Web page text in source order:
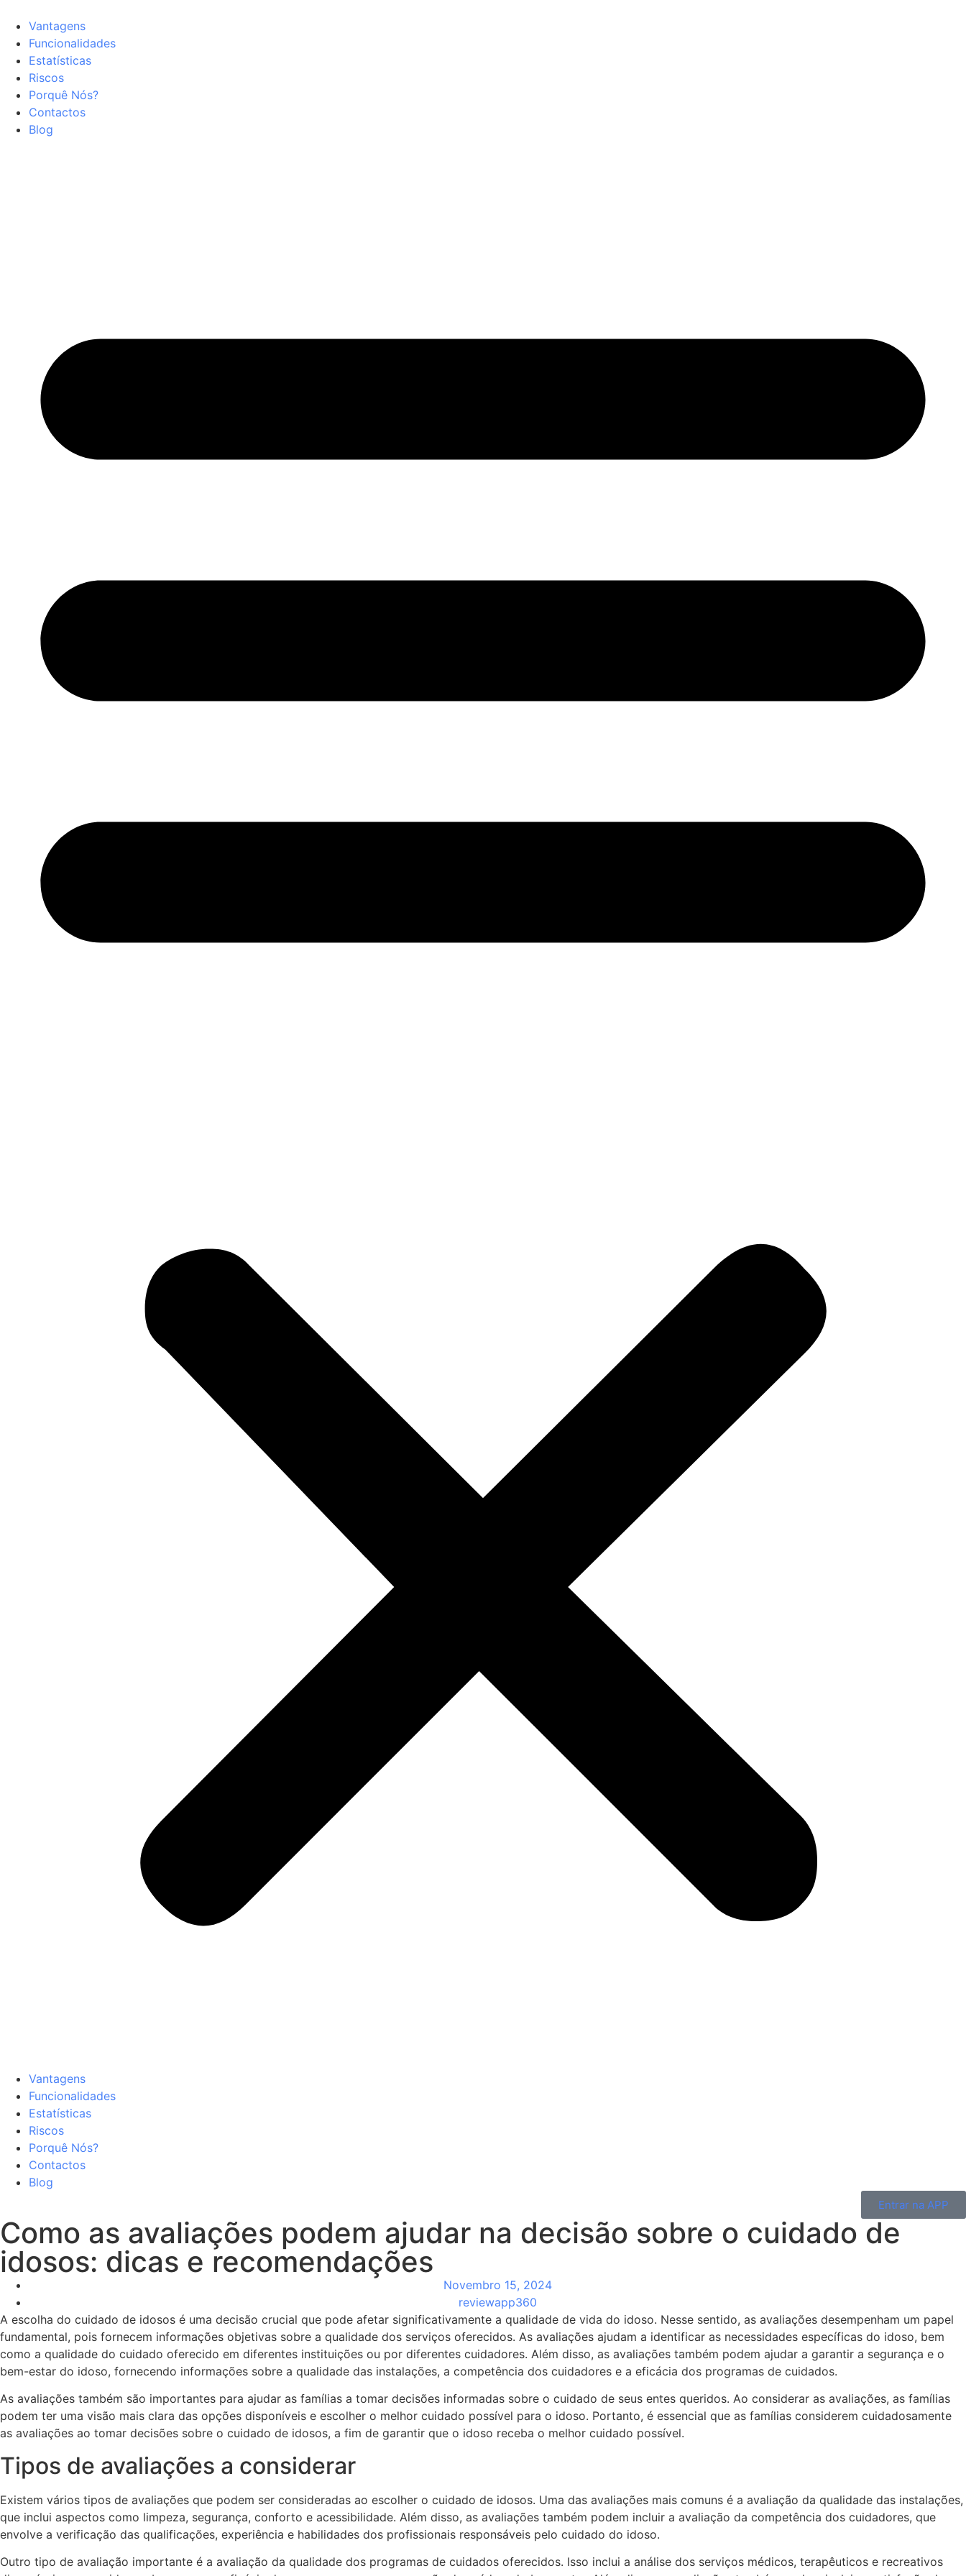
Vantagens
Funcionalidades
Estatísticas
Riscos
Porquê Nós?
Contactos
Blog
Vantagens
Funcionalidades
Estatísticas
Riscos
Porquê Nós?
Contactos
Blog
Entrar na APP
Como as avaliações podem ajudar na decisão sobre o cuidado de
idosos: dicas e recomendações
Novembro 15, 2024
reviewapp360
A escolha do cuidado de idosos é uma decisão crucial que pode afetar significativamente a qualidade de vida do idoso. Nesse sentido, as avaliações desempenham um papel
fundamental, pois fornecem informações objetivas sobre a qualidade dos serviços oferecidos. As avaliações ajudam a identificar as necessidades específicas do idoso, bem
como a qualidade do cuidado oferecido em diferentes instituições ou por diferentes cuidadores. Além disso, as avaliações também podem ajudar a garantir a segurança e o
bem-estar do idoso, fornecendo informações sobre a qualidade das instalações, a competência dos cuidadores e a eficácia dos programas de cuidados.
As avaliações também são importantes para ajudar as famílias a tomar decisões informadas sobre o cuidado de seus entes queridos. Ao considerar as avaliações, as famílias
podem ter uma visão mais clara das opções disponíveis e escolher o melhor cuidado possível para o idoso. Portanto, é essencial que as famílias considerem cuidadosamente
as avaliações ao tomar decisões sobre o cuidado de idosos, a fim de garantir que o idoso receba o melhor cuidado possível.
Tipos de avaliações a considerar
Existem vários tipos de avaliações que podem ser consideradas ao escolher o cuidado de idosos. Uma das avaliações mais comuns é a avaliação da qualidade das instalações,
que inclui aspectos como limpeza, segurança, conforto e acessibilidade. Além disso, as avaliações também podem incluir a avaliação da competência dos cuidadores, que
envolve a verificação das qualificações, experiência e habilidades dos profissionais responsáveis pelo cuidado do idoso.
Outro tipo de avaliação importante é a avaliação da qualidade dos programas de cuidados oferecidos. Isso inclui a análise dos serviços médicos, terapêuticos e recreativos